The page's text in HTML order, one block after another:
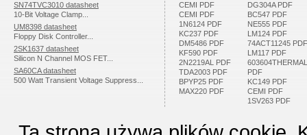
SN74TVC3010 datasheet
10-Bit Voltage Clamp...
UM8398 datasheet
Floppy Disk Controller...
2SK1637 datasheet
Silicon N Channel MOS FET...
SA60CA datasheet
500 Watt Transient Voltage Suppress...
CEMI PDF
CEMI PDF
1N6124 PDF
KC237 PDF
DM5486 PDF
KF590 PDF
2N2219AL PDF
TDA2003 PDF
BPYP25 PDF
MAX220 PDF
DG304A PDF
BC547 PDF
NE555 PDF
LM124 PDF
74ACT11245 PDF
LM117 PDF
603604THERMAL
PDF
KC149 PDF
CEMI PDF
1SV263 PDF